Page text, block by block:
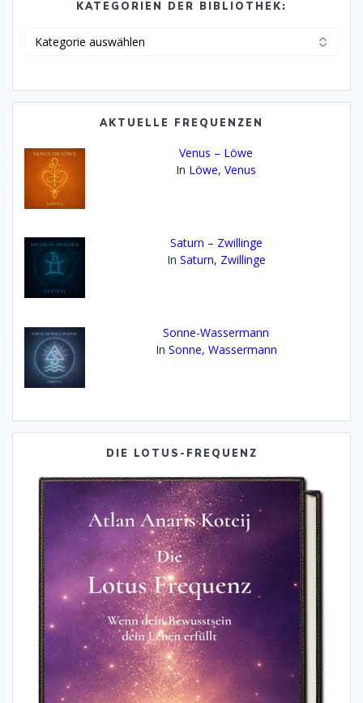
KATEGORIEN DER BIBLIOTHEK:
AKTUELLE FREQUENZEN
Venus – Löwe
In Löwe,Venus
Saturn – Zwillinge
In Saturn, Zwillinge
Sonne-Wassermann
In Sonne, Wassermann
DIE LOTUS-FREQUENZ